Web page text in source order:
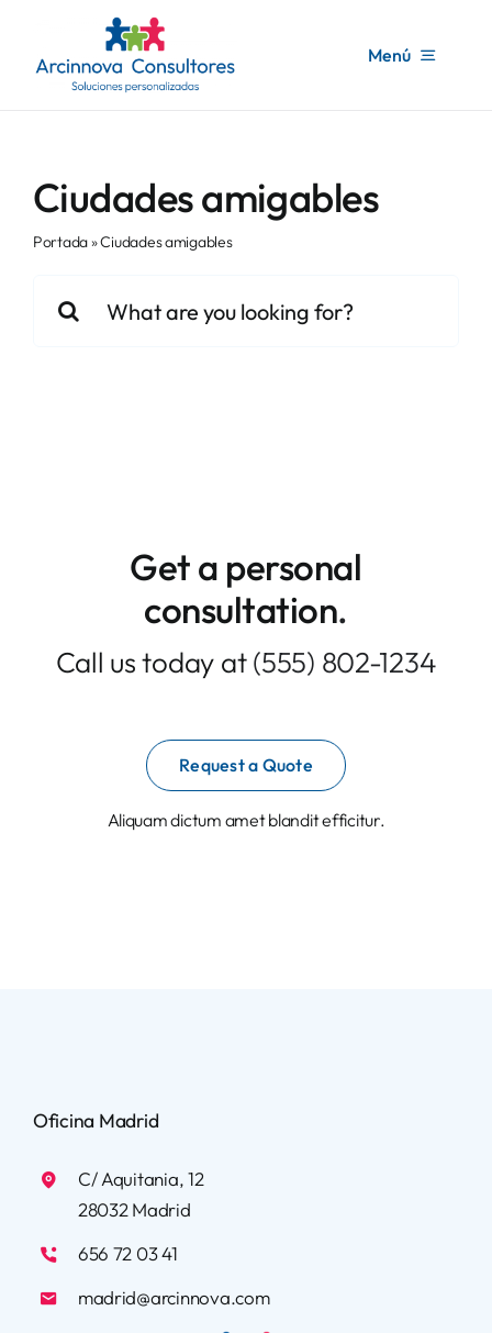
contenido
Menú
Arcinnova
Ciudades amigables
Portada»Ciudades amigables
Get a personal
consultation.
Call us today at(555) 802-1234
Request a Quote
Aliquam dictum amet blandit efficitur.
Oficina Madrid
C/ Aquitania, 12
28032 Madrid
656 72 03 41
madrid@arcinnova.com